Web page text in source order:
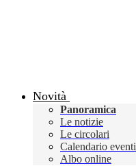
Novità
Panoramica
Le notizie
Le circolari
Calendario eventi
Albo online